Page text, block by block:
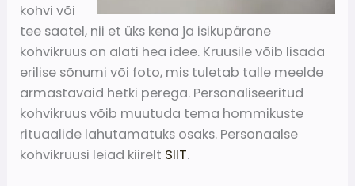
kohvi või
tee saatel, nii et üks kena ja isikupärane
kohvikruus on alati hea idee. Kruusile võib lisada
erilise sõnumi või foto, mis tuletab talle meelde
armastavaid hetki perega. Personaliseeritud
kohvikruus võib muutuda tema hommikuste
rituaalide lahutamatuks osaks. Personaalse
kohvikruusi leiad kiirelt SIIT.